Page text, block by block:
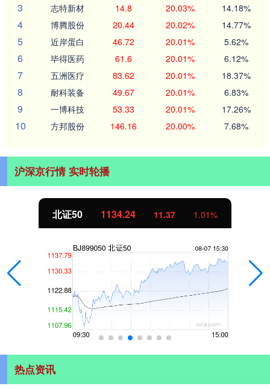
3 志特新材 14.8 20.03% 14.18%
4 博腾股份 20.44 20.02% 14.77%
5 近岸蛋白 46.72 20.01% 5.62%
6 毕得医药 61.6 20.01% 6.12%
7 五洲医疗 83.62 20.01% 18.37%
8 耐科装备 49.67 20.01% 6.83%
9 一博科技 53.33 20.01% 17.26%
10 方邦股份 146.16 20.00% 7.68%
沪深京行情 实时轮播
北证50 1134.24 11.37 1.01%
热点资讯